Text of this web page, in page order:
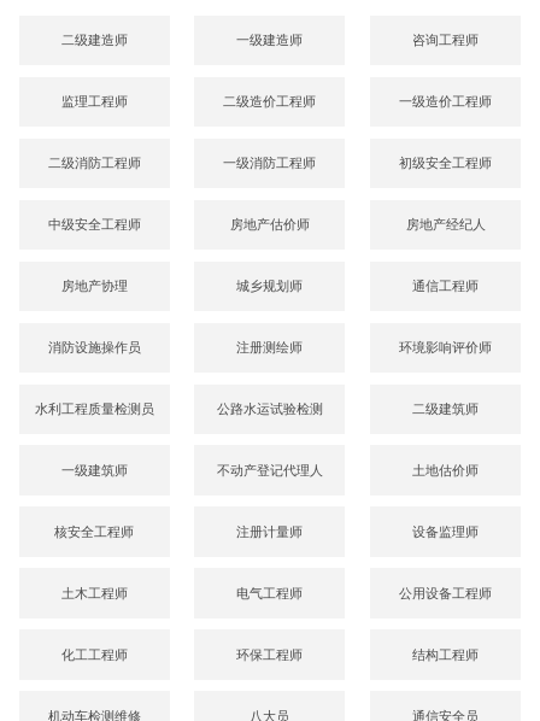
二级建造师 一级建造师 咨询工程师
监理工程师 二级造价工程师 一级造价工程师
二级消防工程师 一级消防工程师 初级安全工程师
中级安全工程师 房地产估价师 房地产经纪人
房地产协理 城乡规划师 通信工程师
消防设施操作员 注册测绘师 环境影响评价师
水利工程质量检测员 公路水运试验检测 二级建筑师
一级建筑师 不动产登记代理人 土地估价师
核安全工程师 注册计量师 设备监理师
土木工程师 电气工程师 公用设备工程师
化工工程师 环保工程师 结构工程师
机动车检测维修 八大员 通信安全员